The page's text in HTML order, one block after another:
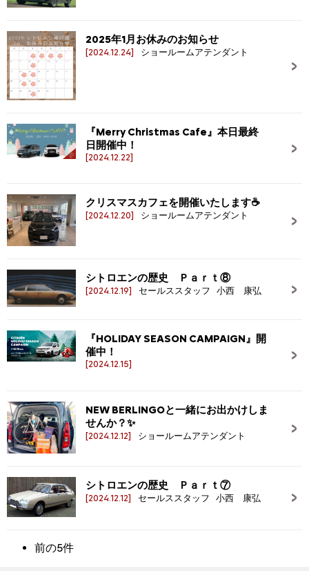
2025年1月お休みのお知らせ
[2024.12.24] ショールームアテンダント
『Merry Christmas Cafe』本日最終
日開催中！
[2024.12.22]
クリスマスカフェを開催いたします☕
[2024.12.20] ショールームアテンダント
シトロエンの歴史 Ｐａｒｔ⑧
[2024.12.19] セールススタッフ 小西 康弘
『HOLIDAY SEASON CAMPAIGN』開
催中！
[2024.12.15]
NEW BERLINGOと一緒にお出かけしま
せんか？✨
[2024.12.12] ショールームアテンダント
シトロエンの歴史 Ｐａｒｔ⑦
[2024.12.12] セールススタッフ 小西 康弘
前の5件